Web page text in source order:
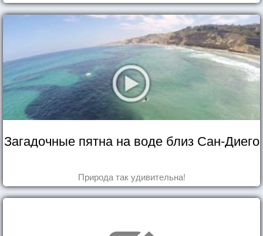
Загадочные пятна на воде близ Сан-Диего
Природа так удивительна!